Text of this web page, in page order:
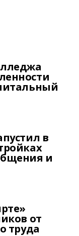
в
и
от
труда